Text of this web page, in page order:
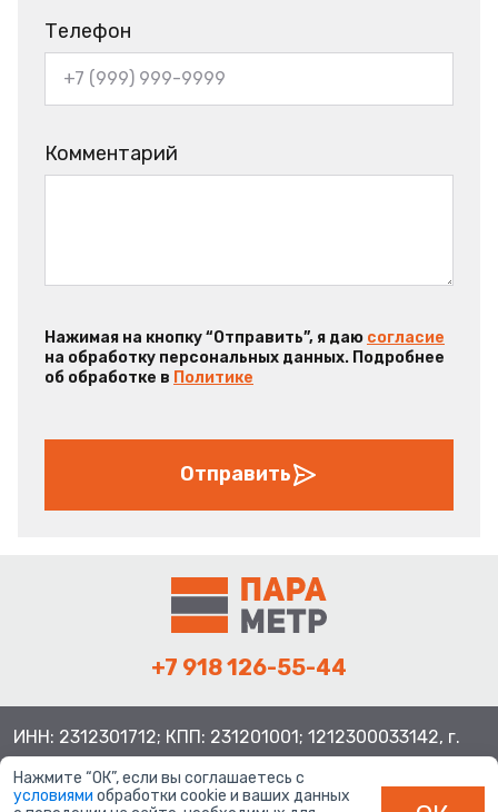
Телефон
Комментарий
Нажимая на кнопку “Отправить”, я даю согласие
на обработку персональных данных. Подробнее
об обработке в Политике
Отправить
+7 918 126-55-44
ИНН: 2312301712; КПП: 231201001; 1212300033142, г.
Краснодар ул. Просторная, 21, индекс 350080
Нажмите “ОК”, если вы соглашаетесь с
условиями обработки cookie и ваших данных